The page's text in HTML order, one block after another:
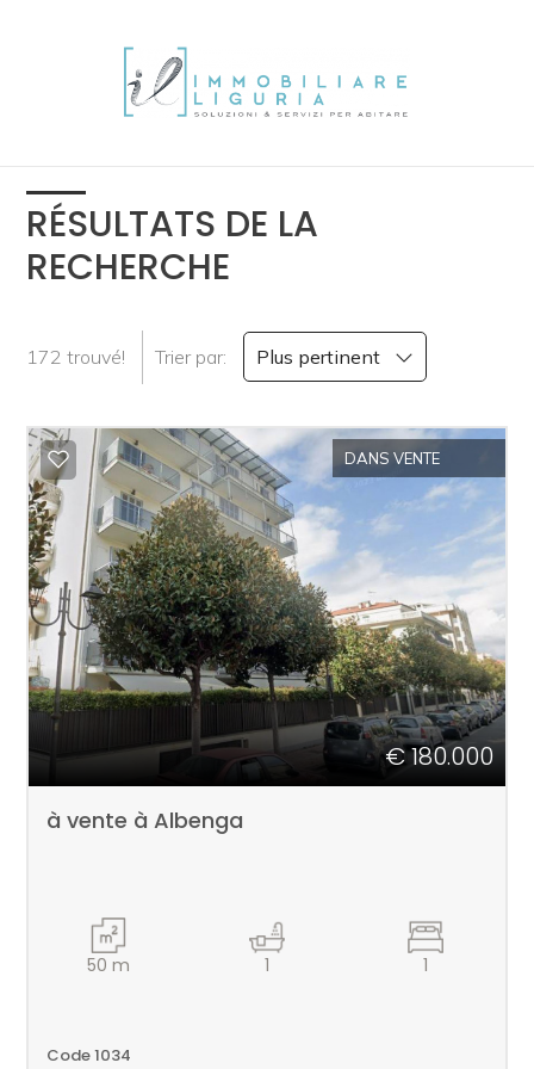
RÉSULTATS DE LA
RECHERCHE
172 trouvé! Trier par: Plus pertinent
DANS VENTE
€ 180.000
à vente à Albenga
50 m 1 1
Code 1034
HOME
L'AGENCE
LA
LIGURIA
TRAVAILLEZ
AVEC
NOUS
CONTACTS
Choisissez
chercher
Commun
-
choix
N'importe lequel